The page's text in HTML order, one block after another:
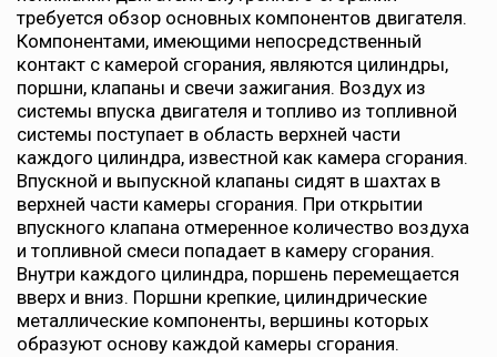
требуется обзор основных компонентов двигателя.
Компонентами, имеющими непосредственный
контакт с камерой сгорания, являются цилиндры,
поршни, клапаны и свечи зажигания. Воздух из
системы впуска двигателя и топливо из топливной
системы поступает в область верхней части
каждого цилиндра, известной как камера сгорания.
Впускной и выпускной клапаны сидят в шахтах в
верхней части камеры сгорания. При открытии
впускного клапана отмеренное количество воздуха
и топливной смеси попадает в камеру сгорания.
Внутри каждого цилиндра, поршень перемещается
вверх и вниз. Поршни крепкие, цилиндрические
металлические компоненты, вершины которых
образуют основу каждой камеры сгорания.